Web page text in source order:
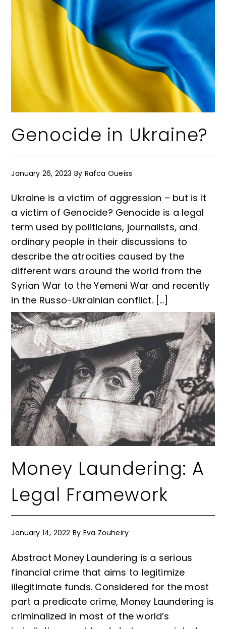
Genocide in Ukraine?
January 26, 2023 By Rafca Oueiss
Ukraine is a victim of aggression – but is it
a victim of Genocide? Genocide is a legal
term used by politicians, journalists, and
ordinary people in their discussions to
describe the atrocities caused by the
different wars around the world from the
Syrian War to the Yemeni War and recently
in the Russo-Ukrainian conflict. […]
Money Laundering: A
Legal Framework
January 14, 2022 By Eva Zouheiry
Abstract Money Laundering is a serious
financial crime that aims to legitimize
illegitimate funds. Considered for the most
part a predicate crime, Money Laundering is
criminalized in most of the world’s